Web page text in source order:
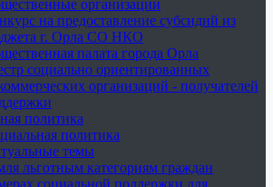
организации
на предоставление субсидий из
г. Орла СО НКО
палата города Орла
социально ориентированных
организаций - получателей
политика
политика
темы
льготным категориям граждан
социальной поддержки для